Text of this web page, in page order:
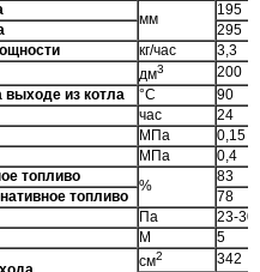
мм
195
295
кг/час
3,3
дм3
200
из котла
°C
90
час
24
МПа
0,15
МПа
0,4
топливо
%
83
топливо
78
Па
23-30
М
5
см2
342